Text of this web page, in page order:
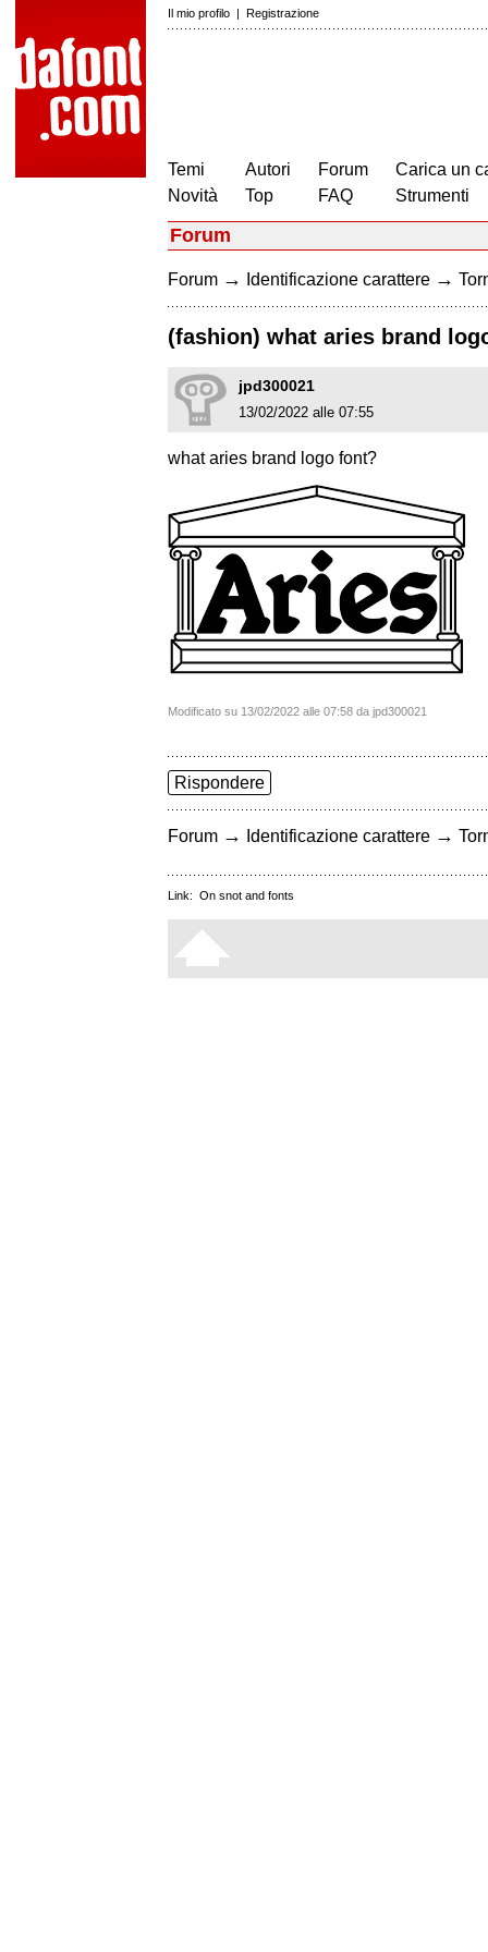
Il mio profilo | Registrazione
Temi
Novità
Autori
Top
Forum
FAQ
Carica un
Strumenti
Forum
Forum → Identificazione carattere →
(fashion) what aries brand
jpd300021
13/02/2022 alle 07:55
what aries brand logo font?
Modificato su 13/02/2022 alle 07:58 da jpd300021
Rispondere
Forum → Identificazione carattere →
Link: On snot and fonts